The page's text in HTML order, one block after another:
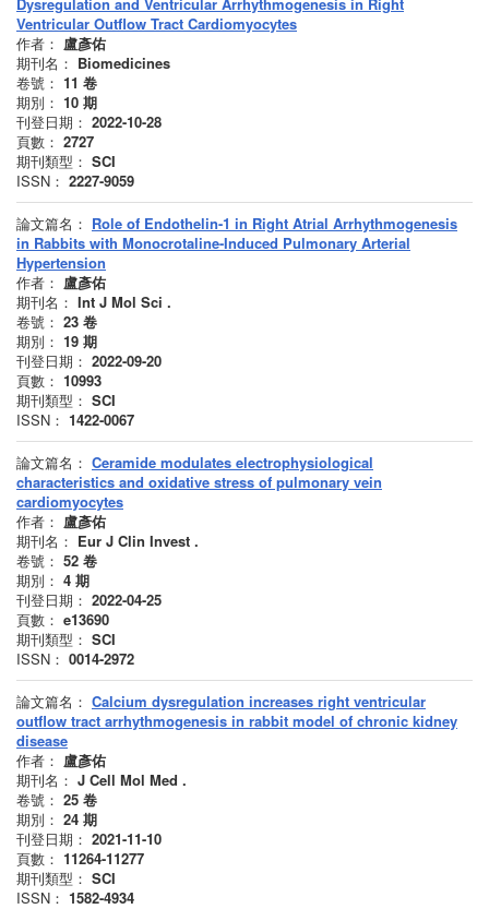
Ventricular Outflow Tract Cardiomyocytes
作者： 盧彥佑
期刊名： Biomedicines
卷號： 11 卷
期別： 10 期
刊登日期： 2022-10-28
頁數： 2727
期刊類型： SCI
ISSN： 2227-9059
論文篇名： Role of Endothelin-1 in Right Atrial Arrhythmogenesis
in Rabbits with Monocrotaline-Induced Pulmonary Arterial
Hypertension
作者： 盧彥佑
期刊名： Int J Mol Sci .
卷號： 23 卷
期別： 19 期
刊登日期： 2022-09-20
頁數： 10993
期刊類型： SCI
ISSN： 1422-0067
論文篇名： Ceramide modulates electrophysiological
characteristics and oxidative stress of pulmonary vein
cardiomyocytes
作者： 盧彥佑
期刊名： Eur J Clin Invest .
卷號： 52 卷
期別： 4 期
刊登日期： 2022-04-25
頁數： e13690
期刊類型： SCI
ISSN： 0014-2972
論文篇名： Calcium dysregulation increases right ventricular
outflow tract arrhythmogenesis in rabbit model of chronic kidney
disease
作者： 盧彥佑
期刊名： J Cell Mol Med .
卷號： 25 卷
期別： 24 期
刊登日期： 2021-11-10
頁數： 11264-11277
期刊類型： SCI
ISSN： 1582-4934